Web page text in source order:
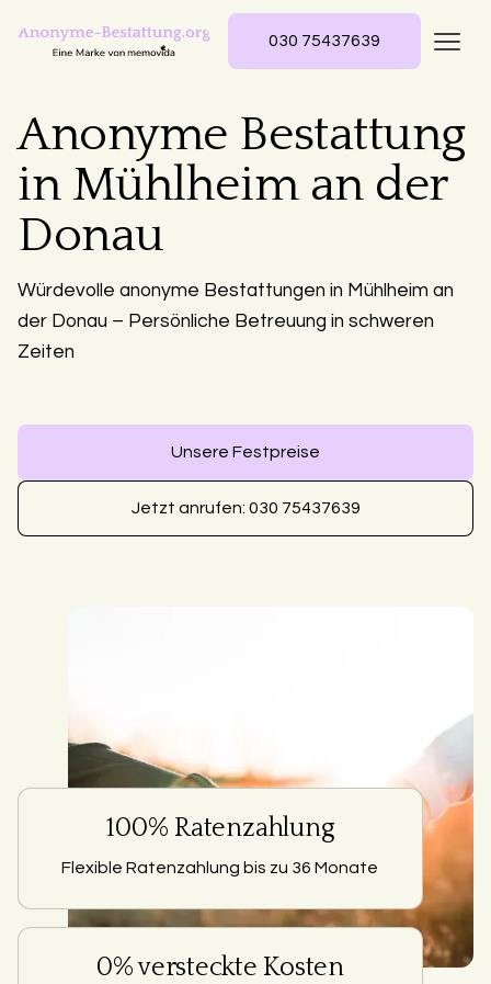
030 75437639
Anonyme Bestattung
in Mühlheim an der
Donau
Würdevolle anonyme Bestattungen in Mühlheim an
der Donau – Persönliche Betreuung in schweren
Zeiten
Unsere Festpreise
Jetzt anrufen: 030 75437639
100% Ratenzahlung
Flexible Ratenzahlung bis zu 36 Monate
0% versteckte Kosten